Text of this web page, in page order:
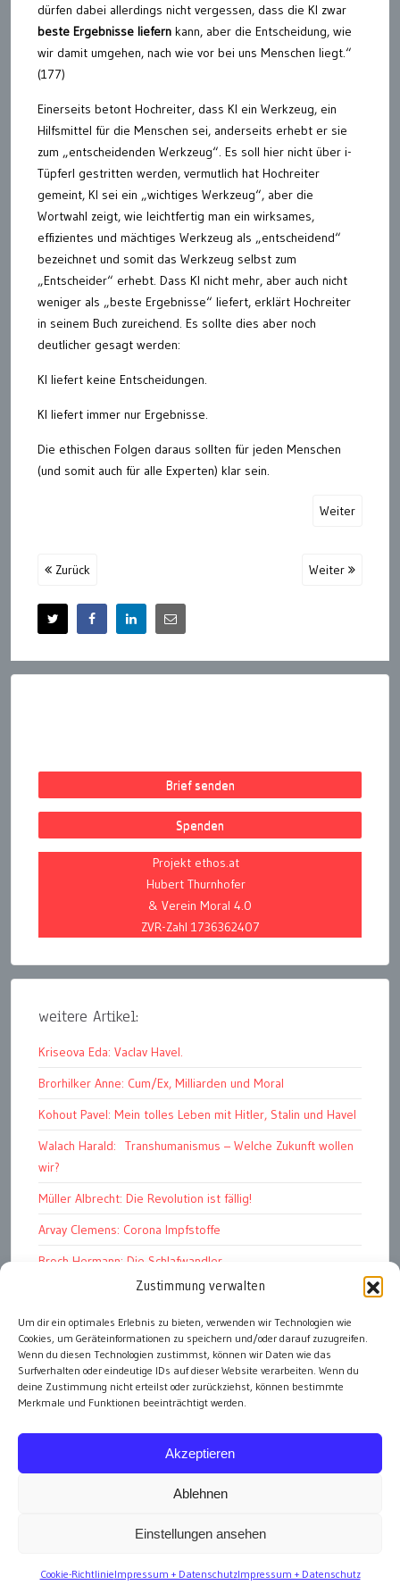
Zustimmung verwalten
Um dir ein optimales Erlebnis zu bieten, verwenden wir Technologien wie
Cookies, um Geräteinformationen zu speichern und/oder darauf zuzugreifen.
Wenn du diesen Technologien zustimmst, können wir Daten wie das
Surfverhalten oder eindeutige IDs auf dieser Website verarbeiten. Wenn du
deine Zustimmung nicht erteilst oder zurückziehst, können bestimmte
Merkmale und Funktionen beeinträchtigt werden.
Akzeptieren
Ablehnen
Einstellungen ansehen
Cookie-RichtlinieImpressum + DatenschutzImpressum + Datenschutz
dürfen dabei allerdings nicht vergessen, dass die KI zwar
beste Ergebnisse liefern kann, aber die Entscheidung, wie
wir damit umgehen, nach wie vor bei uns Menschen liegt.“
(177)
Einerseits betont Hochreiter, dass KI ein Werkzeug, ein
Hilfsmittel für die Menschen sei, anderseits erhebt er sie
zum „entscheidenden Werkzeug“. Es soll hier nicht über i-
Tüpferl gestritten werden, vermutlich hat Hochreiter
gemeint, KI sei ein „wichtiges Werkzeug“, aber die
Wortwahl zeigt, wie leichtfertig man ein wirksames,
effizientes und mächtiges Werkzeug als „entscheidend“
bezeichnet und somit das Werkzeug selbst zum
„Entscheider“ erhebt. Dass KI nicht mehr, aber auch nicht
weniger als „beste Ergebnisse“ liefert, erklärt Hochreiter
in seinem Buch zureichend. Es sollte dies aber noch
deutlicher gesagt werden:
KI liefert keine Entscheidungen.
KI liefert immer nur Ergebnisse.
Die ethischen Folgen daraus sollten für jeden Menschen
(und somit auch für alle Experten) klar sein.
Weiter
Zurück Weiter
Brief senden
Spenden
Projekt ethos.at
Hubert Thurnhofer
& Verein Moral 4.0
ZVR-Zahl 1736362407
weitere Artikel:
Kriseova Eda: Vaclav Havel.
Brorhilker Anne: Cum/Ex, Milliarden und Moral
Kohout Pavel: Mein tolles Leben mit Hitler, Stalin und Havel
Walach Harald: Transhumanismus – Welche Zukunft wollen
wir?
Müller Albrecht: Die Revolution ist fällig!
Arvay Clemens: Corona Impfstoffe
Broch Hermann: Die Schlafwandler
Kohout Pavel: Ende der Großen Ferien
Bonelli Raphael: Kopflos
Luczak Andreas: Deutschlands Energiewende
alle Artikel
Impressum